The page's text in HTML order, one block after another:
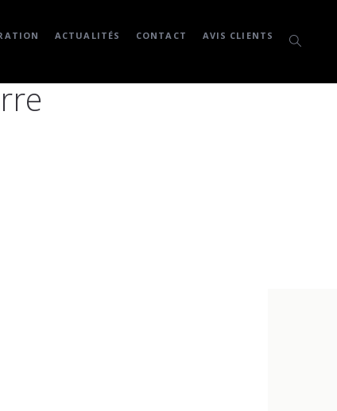
ACTUALITÉS CONTACT AVIS CLIENTS